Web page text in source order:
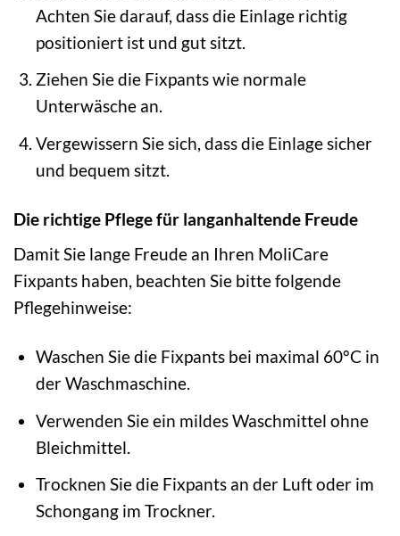
Achten Sie darauf, dass die Einlage richtig
positioniert ist und gut sitzt.
Ziehen Sie die Fixpants wie normale
Unterwäsche an.
Vergewissern Sie sich, dass die Einlage sicher
und bequem sitzt.
Die richtige Pflege für langanhaltende Freude
Damit Sie lange Freude an Ihren MoliCare
Fixpants haben, beachten Sie bitte folgende
Pflegehinweise:
Waschen Sie die Fixpants bei maximal 60°C in
der Waschmaschine.
Verwenden Sie ein mildes Waschmittel ohne
Bleichmittel.
Trocknen Sie die Fixpants an der Luft oder im
Schongang im Trockner.